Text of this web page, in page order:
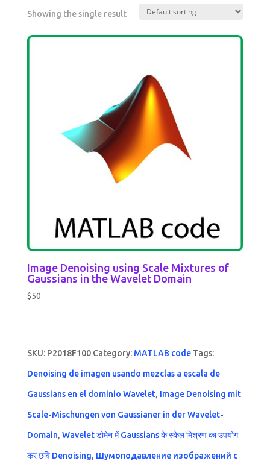
Showing the single result
Image Denoising using Scale Mixtures of
Gaussians in the Wavelet Domain
$50
SKU: P2018F100 Category: MATLAB code Tags:
Denoising de imagen usando mezclas a escala de
Gaussians en el dominio Wavelet, Image Denoising mit
Scale-Mischungen von Gaussianer in der Wavelet-
Domain, Wavelet डोमेन में Gaussians के स्केल मिश्रण का उपयोग
कर छवि Denoising, Шумоподавление изображений с